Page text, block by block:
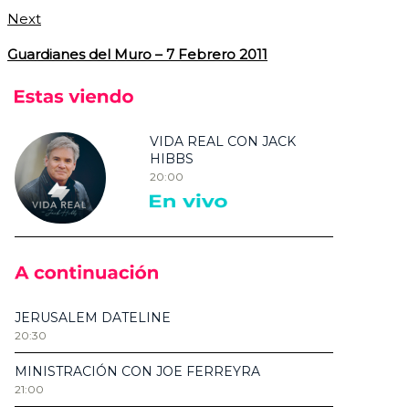
Next
Guardianes del Muro – 7 Febrero 2011